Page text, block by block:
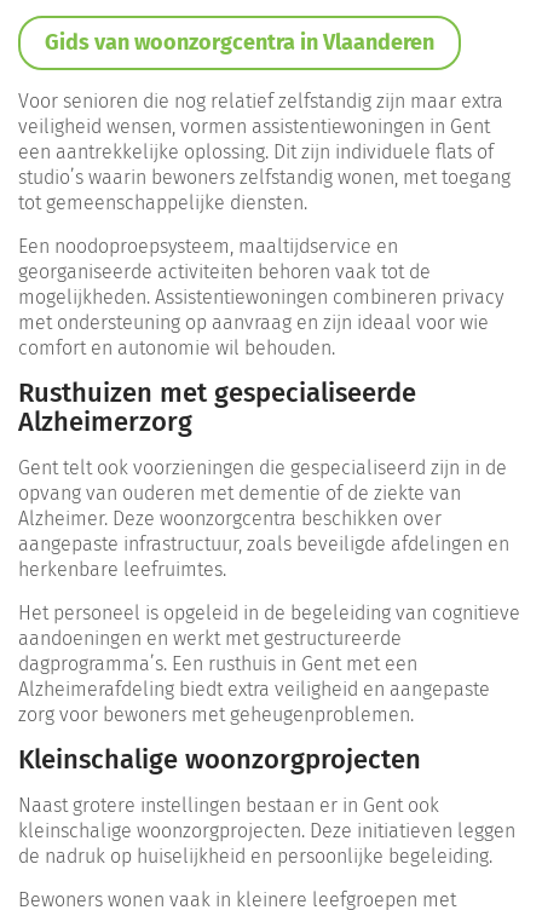
Gids van woonzorgcentra in Vlaanderen
Voor senioren die nog relatief zelfstandig zijn maar extra
veiligheid wensen, vormen assistentiewoningen in Gent
een aantrekkelijke oplossing. Dit zijn individuele flats of
studio’s waarin bewoners zelfstandig wonen, met toegang
tot gemeenschappelijke diensten.
Een noodoproepsysteem, maaltijdservice en
georganiseerde activiteiten behoren vaak tot de
mogelijkheden. Assistentiewoningen combineren privacy
met ondersteuning op aanvraag en zijn ideaal voor wie
comfort en autonomie wil behouden.
Rusthuizen met gespecialiseerde
Alzheimerzorg
Gent telt ook voorzieningen die gespecialiseerd zijn in de
opvang van ouderen met dementie of de ziekte van
Alzheimer. Deze woonzorgcentra beschikken over
aangepaste infrastructuur, zoals beveiligde afdelingen en
herkenbare leefruimtes.
Het personeel is opgeleid in de begeleiding van cognitieve
aandoeningen en werkt met gestructureerde
dagprogramma’s. Een rusthuis in Gent met een
Alzheimerafdeling biedt extra veiligheid en aangepaste
zorg voor bewoners met geheugenproblemen.
Kleinschalige woonzorgprojecten
Naast grotere instellingen bestaan er in Gent ook
kleinschalige woonzorgprojecten. Deze initiatieven leggen
de nadruk op huiselijkheid en persoonlijke begeleiding.
Bewoners wonen vaak in kleinere leefgroepen met